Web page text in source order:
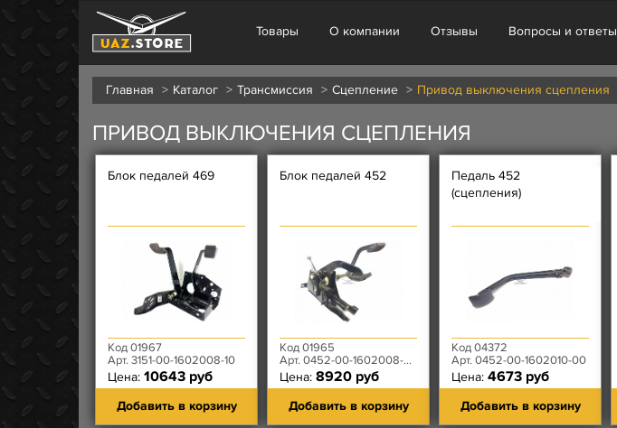
Товары О компании Отзывы Вопросы и ответы
Главная Каталог Трансмиссия Сцепление Привод выключения сцепления
ПРИВОД ВЫКЛЮЧЕНИЯ СЦЕПЛЕНИЯ
Блок педалей 469
Код 01967
Арт. 3151-00-1602008-10
Цена: 10643 руб
Добавить в корзину
Блок педалей 452
Код 01965
Арт. 0452-00-1602008-00
Цена: 8920 руб
Добавить в корзину
Педаль 452
(сцепления)
Код 04372
Арт. 0452-00-1602010-00
Цена: 4673 руб
Добавить в корзину